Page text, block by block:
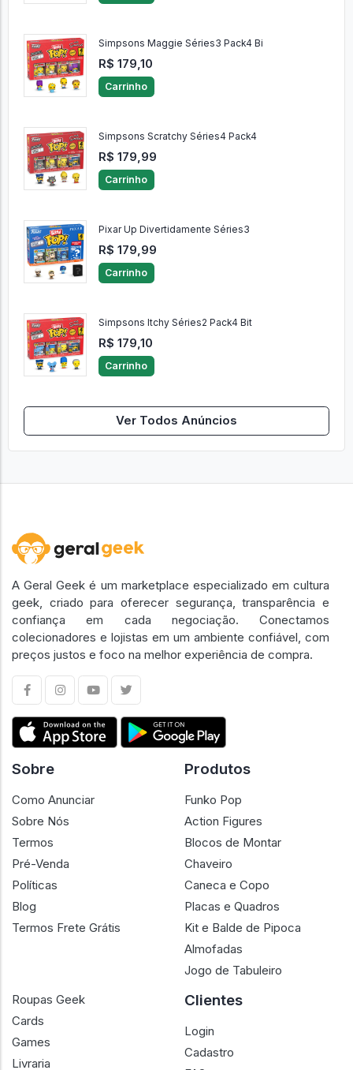
Simpsons Maggie Séries3 Pack4 Bi
R$ 179,10
Carrinho
Simpsons Scratchy Séries4 Pack4
R$ 179,99
Carrinho
Pixar Up Divertidamente Séries3
R$ 179,99
Carrinho
Simpsons Itchy Séries2 Pack4 Bit
R$ 179,10
Carrinho
Ver Todos Anúncios
A Geral Geek é um marketplace especializado em cultura
geek, criado para oferecer segurança, transparência e
confiança em cada negociação. Conectamos
colecionadores e lojistas em um ambiente confiável, com
preços justos e foco na melhor experiência de compra.
Sobre
Como Anunciar
Sobre Nós
Termos
Pré-Venda
Políticas
Blog
Termos Frete Grátis
Produtos
Funko Pop
Action Figures
Blocos de Montar
Chaveiro
Caneca e Copo
Placas e Quadros
Kit e Balde de Pipoca
Almofadas
Jogo de Tabuleiro
Roupas Geek
Cards
Games
Livraria
Clientes
Login
Cadastro